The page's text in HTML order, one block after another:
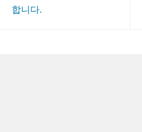
합니다.